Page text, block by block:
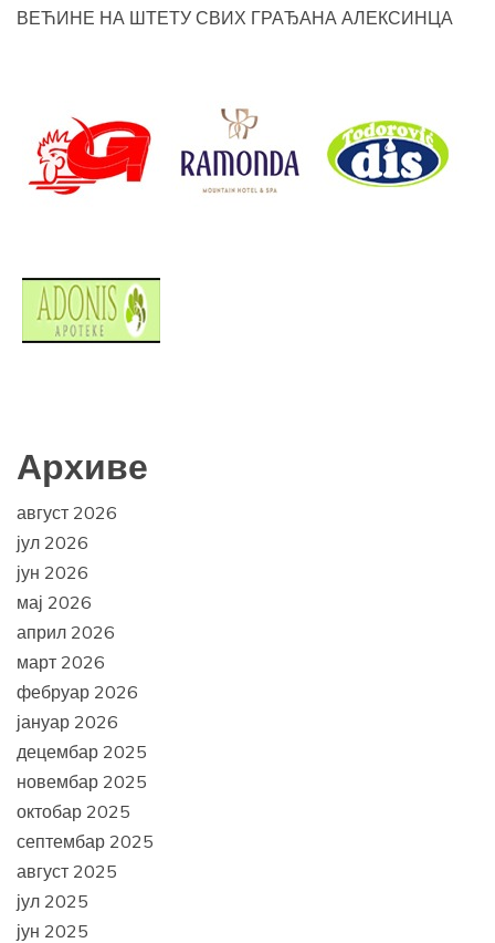
ВЕЋИНЕ НА ШТЕТУ СВИХ ГРАЂАНА АЛЕКСИНЦА
Архиве
август 2026
јул 2026
јун 2026
мај 2026
април 2026
март 2026
фебруар 2026
јануар 2026
децембар 2025
новембар 2025
октобар 2025
септембар 2025
август 2025
јул 2025
јун 2025